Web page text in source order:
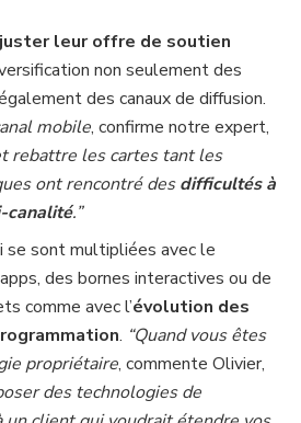
leur offre de soutien
non seulement des
des canaux de diffusion.
mobile, confirme notre expert,
rebattre les cartes tant les
ont rencontré desdifficultés à
canalité.”
se sont multipliées avec le
des bornes interactives ou de
comme avec l’évolution des
. “Quand vous êtes
propriétaire, commente Olivier,
des technologies de